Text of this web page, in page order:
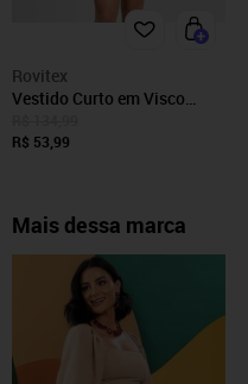
Rovitex
Vestido Curto em Visco
R$ 53,99
Mais dessa marca